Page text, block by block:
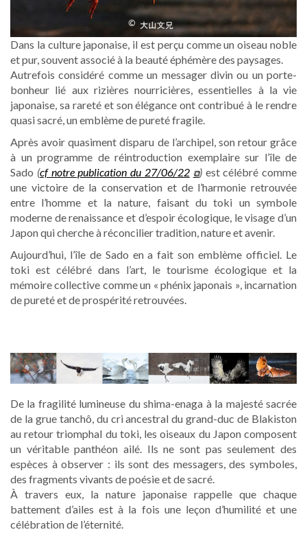
Dans la culture japonaise, il est perçu comme un oiseau noble
et pur, souvent associé à la beauté éphémère des paysages.
Autrefois considéré comme un messager divin ou un porte-
bonheur lié aux rizières nourricières, essentielles à la vie
japonaise, sa rareté et son élégance ont contribué à le rendre
quasi sacré, un emblème de pureté fragile.
Après avoir quasiment disparu de l’archipel, son retour grâce
à un programme de réintroduction exemplaire sur l’île de
Sado (cf notre publication du 27/06/22 )est célébré comme
une victoire de la conservation et de l’harmonie retrouvée
entre l’homme et la nature, faisant du toki un symbole
moderne de renaissance et d’espoir écologique, le visage d’un
Japon qui cherche à réconcilier tradition, nature et avenir.
Aujourd’hui, l’île de Sado en a fait son emblème officiel. Le
toki est célébré dans l’art, le tourisme écologique et la
mémoire collective comme un « phénix japonais », incarnation
de pureté et de prospérité retrouvées.
De la fragilité lumineuse du shima-enaga à la majesté sacrée
de la grue tanchô, du cri ancestral du grand-duc de Blakiston
au retour triomphal du toki, les oiseaux du Japon composent
un véritable panthéon ailé. Ils ne sont pas seulement des
espèces à observer : ils sont des messagers, des symboles,
des fragments vivants de poésie et de sacré.
À travers eux, la nature japonaise rappelle que chaque
battement d’ailes est à la fois une leçon d’humilité et une
célébration de l’éternité.